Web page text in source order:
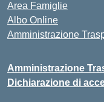
Area Famiglie
Albo Online
Amministrazione
Amministrazione
Dichiarazione di